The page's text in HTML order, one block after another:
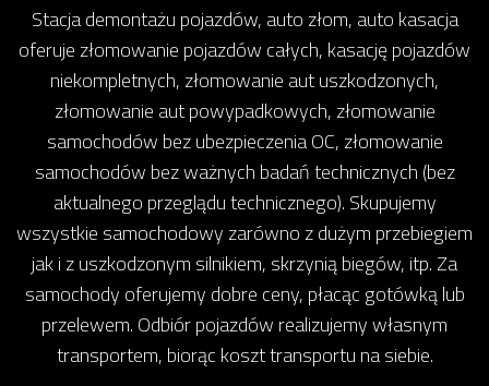
Stacja demontażu pojazdów, auto złom, auto kasacja
oferuje złomowanie pojazdów całych, kasację pojazdów
niekompletnych, złomowanie aut uszkodzonych,
złomowanie aut powypadkowych, złomowanie
samochodów bez ubezpieczenia OC, złomowanie
samochodów bez ważnych badań technicznych (bez
aktualnego przeglądu technicznego). Skupujemy
wszystkie samochodowy zarówno z dużym przebiegiem
jak i z uszkodzonym silnikiem, skrzynią biegów, itp. Za
samochody oferujemy dobre ceny, płacąc gotówką lub
przelewem. Odbiór pojazdów realizujemy własnym
transportem, biorąc koszt transportu na siebie.